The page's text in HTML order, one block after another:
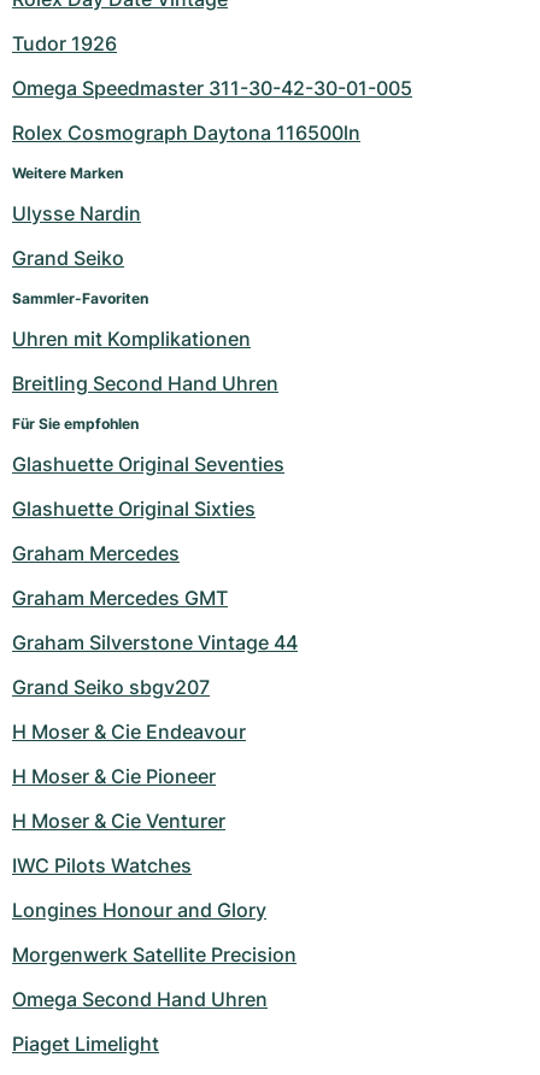
Tudor 1926
Omega Speedmaster 311-30-42-30-01-005
Rolex Cosmograph Daytona 116500ln
Weitere Marken
Ulysse Nardin
Grand Seiko
Sammler-Favoriten
Uhren mit Komplikationen
Breitling Second Hand Uhren
Für Sie empfohlen
Glashuette Original Seventies
Glashuette Original Sixties
Graham Mercedes
Graham Mercedes GMT
Graham Silverstone Vintage 44
Grand Seiko sbgv207
H Moser & Cie Endeavour
H Moser & Cie Pioneer
H Moser & Cie Venturer
IWC Pilots Watches
Longines Honour and Glory
Morgenwerk Satellite Precision
Omega Second Hand Uhren
Piaget Limelight